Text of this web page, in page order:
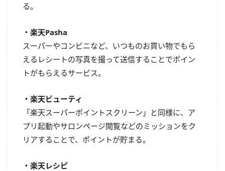
る。
・楽天Pasha
スーパーやコンビニなど、いつものお買い物でもら
えるレシートの写真を撮って送信することでポイン
トがもらえるサービス。
・楽天ビューティ
「楽天スーパーポイントスクリーン」と同様に、ア
プリ起動やサロンページ閲覧などのミッションをク
リアすることで、ポイントが貯まる。
・楽天レシピ